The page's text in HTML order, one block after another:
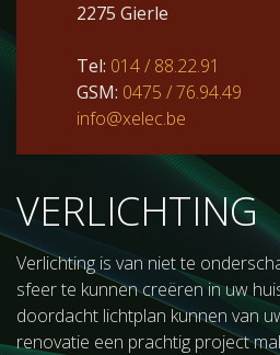
2275 Gierle
Tel: 014 / 88.22.91
GSM: 0475 / 76.94.49
info@xelec.be
VERLICHTING
Verlichting is van niet te
sfeer te kunnen creëren in uw
doordacht lichtplan kunnen van
renovatie een prachtig project